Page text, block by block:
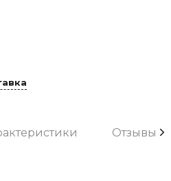
Отзывы